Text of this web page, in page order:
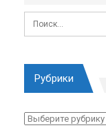
Рубрики
Рубрики